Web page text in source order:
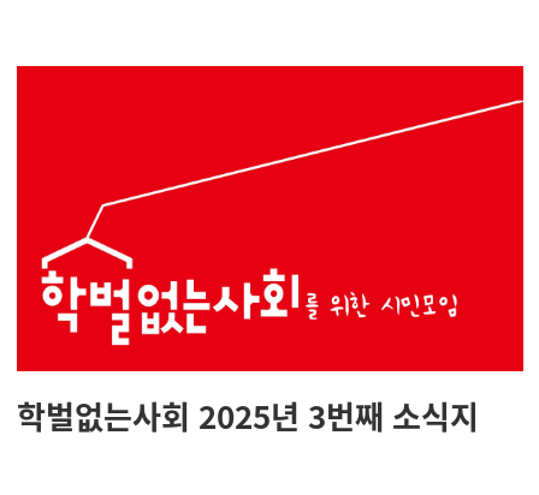
학벌없는사회 2025년 3번째 소식지